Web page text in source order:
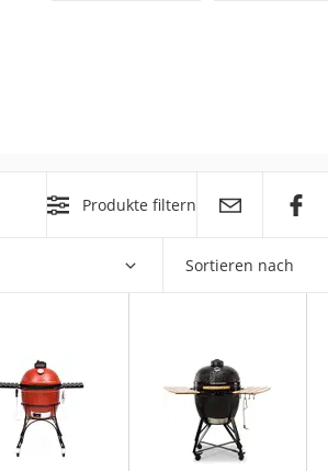
Produkte filtern
Sortieren nach